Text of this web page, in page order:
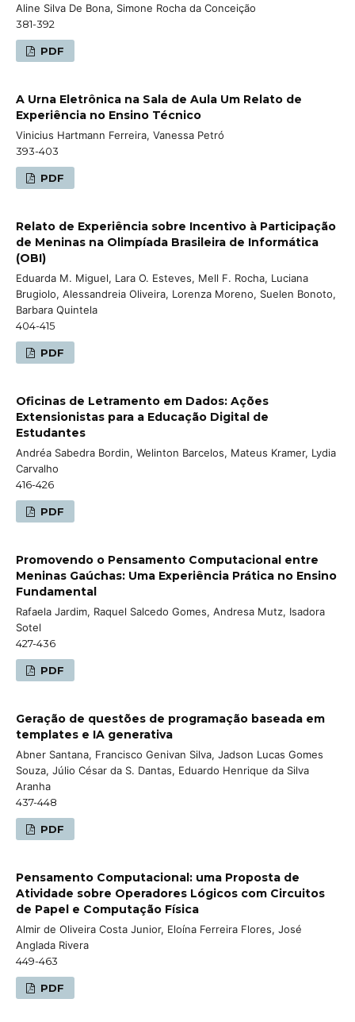
Aline Silva De Bona, Simone Rocha da Conceição
381-392
PDF
A Urna Eletrônica na Sala de Aula Um Relato de
Experiência no Ensino Técnico
Vinicius Hartmann Ferreira, Vanessa Petró
393-403
PDF
Relato de Experiência sobre Incentivo à Participação
de Meninas na Olimpíada Brasileira de Informática
(OBI)
Eduarda M. Miguel, Lara O. Esteves, Mell F. Rocha, Luciana
Brugiolo, Alessandreia Oliveira, Lorenza Moreno, Suelen Bonoto,
Barbara Quintela
404-415
PDF
Oficinas de Letramento em Dados: Ações
Extensionistas para a Educação Digital de
Estudantes
Andréa Sabedra Bordin, Welinton Barcelos, Mateus Kramer, Lydia
Carvalho
416-426
PDF
Promovendo o Pensamento Computacional entre
Meninas Gaúchas: Uma Experiência Prática no Ensino
Fundamental
Rafaela Jardim, Raquel Salcedo Gomes, Andresa Mutz, Isadora
Sotel
427-436
PDF
Geração de questões de programação baseada em
templates e IA generativa
Abner Santana, Francisco Genivan Silva, Jadson Lucas Gomes
Souza, Júlio César da S. Dantas, Eduardo Henrique da Silva
Aranha
437-448
PDF
Pensamento Computacional: uma Proposta de
Atividade sobre Operadores Lógicos com Circuitos
de Papel e Computação Física
Almir de Oliveira Costa Junior, Eloína Ferreira Flores, José
Anglada Rivera
449-463
PDF